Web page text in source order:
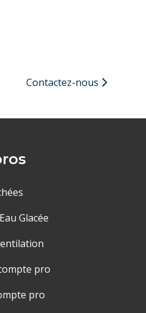
Contactez-nous
Glacée
pro
pro